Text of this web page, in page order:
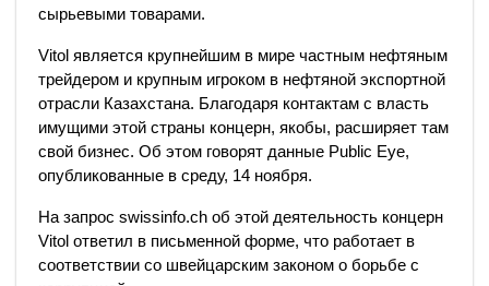
сырьевыми товарами.
Vitol является крупнейшим в мире частным нефтяным
трейдером и крупным игроком в нефтяной экспортной
отрасли Казахстана. Благодаря контактам с власть
имущими этой страны концерн, якобы, расширяет там
свой бизнес. Об этом говорят данные Public Eye,
опубликованные в среду, 14 ноября.
На запрос swissinfo.ch об этой деятельность концерн
Vitol ответил в письменной форме, что работает в
соответствии со швейцарским законом о борьбе с